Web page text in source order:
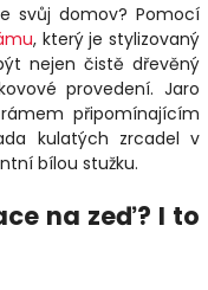
svůj domov? Pomocí
, který je stylizovaný
nejen čistě dřevěný
provedení. Jaro
připomínajícím
kulatých zrcadel v
bílou stužku.
na zeď? I to